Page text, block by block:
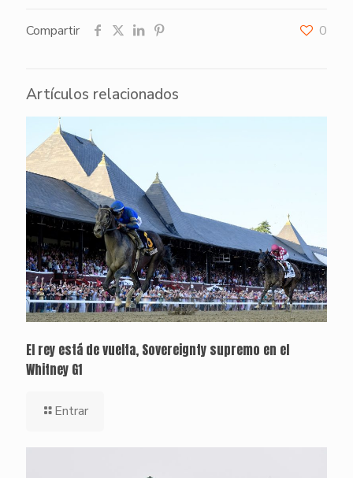
Compartir 0
Artículos relacionados
El rey está de vuelta, Sovereignty supremo en el
Whitney G1
Entrar